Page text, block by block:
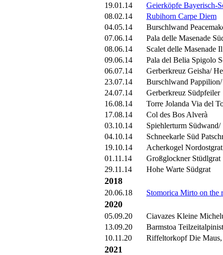
19.01.14
Geierköpfe Bayerisch-
08.02.14
Rubihorn Carpe Diem
04.05.14
Burschlwand
07.06.14
Pala delle Masenade
08.06.14
Scalet delle Masenade
09.06.14
Pala del Belia Spigolo
06.07.14
Gerberkreuz Geisha/
23.07.14
Burschlwand
24.07.14
Gerberkreuz Südpfeiler
16.08.14
Torre Jolanda Via del
17.08.14
Col des Bos Alverà
03.10.14
Spiehlerturm Südwand/
04.10.14
Schneekarle Süd
19.10.14
Acherkogel Nordostgrat
01.11.14
Großglockner Stüdlgrat
29.11.14
Hohe Warte Südgrat
2018
20.06.18 Stomorica Mirto on the
2020
05.09.20
Ciavazes Kleine
13.09.20
Barmstoa Teilzeitalpinist
10.11.20
Riffeltorkopf Die
2021